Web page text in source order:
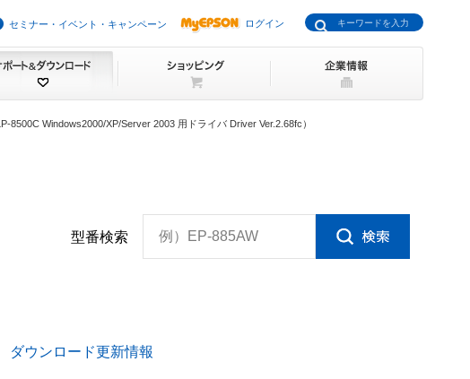
セミナー・イベント・キャンペーン ログイン
8500C Windows2000/XP/Server 2003 用ドライバ Driver Ver.2.68fc）
型番検索 例）EP-885AW
ダウンロード更新情報